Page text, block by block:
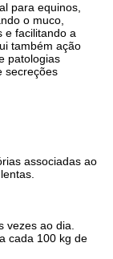
para equinos,
o muco,
e facilitando a
também ação
patologias
secreções
associadas ao
vezes ao dia.
cada 100 kg de